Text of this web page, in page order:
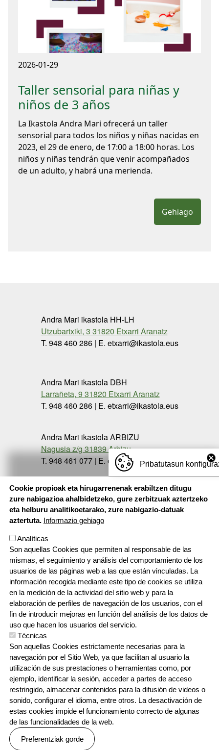
2026-01-29
Taller sensorial para niñas y
niños de 3 años
La Ikastola Andra Mari ofrecerá un taller
sensorial para todos los niños y niñas nacidas en
2023, el 29 de enero, de 17:00 a 18:00 horas. Los
niños y niñas tendrán que venir acompañados
de un adulto, y habrá una merienda.
Gehiago
Andra Mari ikastola HH-LH
Utzubartxiki, 3 31820 Etxarri Aranatz
T. 948 460 286 | E. etxarri@ikastola.eus
Andra Mari ikastola DBH
Larrañeta, 9 31820 Etxarri Aranatz
T. 948 460 286 | E. etxarri@ikastola.eus
Andra Mari ikastola ARBIZU
Nagusia z/g 31839 Arbizu
T. 948 461 077 | E. etxarri@ikastola.eus
Orri-oina
Contacto Testu-legalak
Cookien politika Pribatutasun politika
Pribatutasun
Cookie propioak eta hirugarrenenak erabiltzen ditugu
zure nabigazioa ahalbidetzeko, gure zerbitzuak aztertzeko
eta helburu analitikoetarako, zure nabigazio-datuak
aztertuta. Informazio gehiago
Analíticas
Son aquellas Cookies que permiten al responsable de las
mismas, el seguimiento y análisis del comportamiento de los
usuarios de las páginas web a las que están vinculadas. La
información recogida mediante este tipo de cookies se utiliza
en la medición de la actividad del sitio web y para la
elaboración de perfiles de navegación de los usuarios, con el
fin de introducir mejoras en función del análisis de los datos de
uso que hacen los usuarios del servicio.
Técnicas
Son aquellas Cookies estrictamente necesarias para la
navegación por el Sitio Web, ya que facilitan al usuario la
utilización de sus prestaciones o herramientas como, por
ejemplo, identificar la sesión, acceder a partes de acceso
restringido, almacenar contenidos para la difusión de videos o
sonido, configurar el idioma, entre otros. La desactivación de
estas cookies impide el funcionamiento correcto de algunas
de las funcionalidades de la web.
Preferentziak gorde